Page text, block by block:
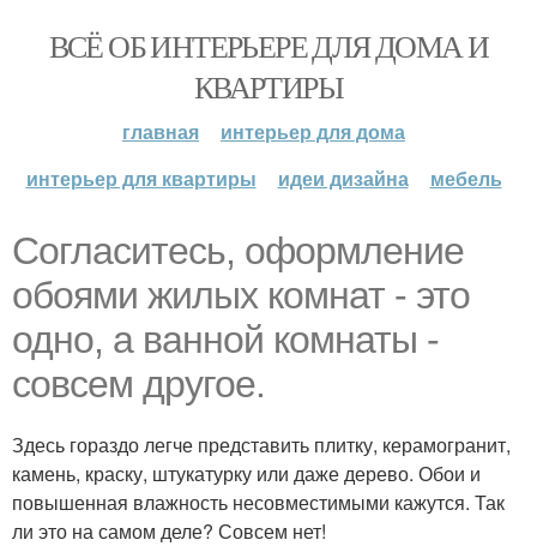
ВСЁ ОБ ИНТЕРЬЕРЕ ДЛЯ ДОМА И
КВАРТИРЫ
главная
интерьер для дома
интерьер для квартиры
идеи дизайна мебель
Согласитесь, оформление
обоями жилых комнат - это
одно, а ванной комнаты -
совсем другое.
Здесь гораздо легче представить плитку, керамогранит,
камень, краску, штукатурку или даже дерево. Обои и
повышенная влажность несовместимыми кажутся. Так
ли это на самом деле? Совсем нет!